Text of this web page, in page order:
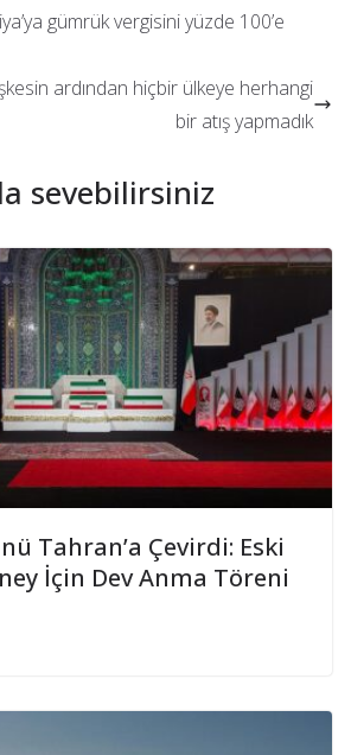
gümrük vergisini yüzde 100’e
ardından hiçbir ülkeye herhangi
bir atış yapmadık
sevebilirsiniz
Tahran’a Çevirdi: Eski
İçin Dev Anma Töreni